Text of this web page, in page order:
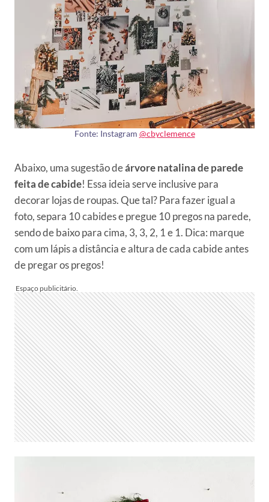
Fonte: Instagram @cbyclemence
Abaixo, uma sugestão deárvore natalina de parede
feita de cabide! Essa ideia serve inclusive para
decorar lojas de roupas. Que tal? Para fazer igual a
foto, separa 10 cabides e pregue 10 pregos na parede,
sendo de baixo para cima, 3, 3, 2, 1 e 1. Dica: marque
com um lápis a distância e altura de cada cabide antes
de pregar os pregos!